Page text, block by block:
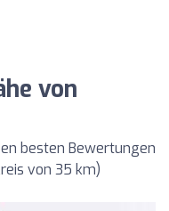
von
besten Bewertungen
von 35 km)